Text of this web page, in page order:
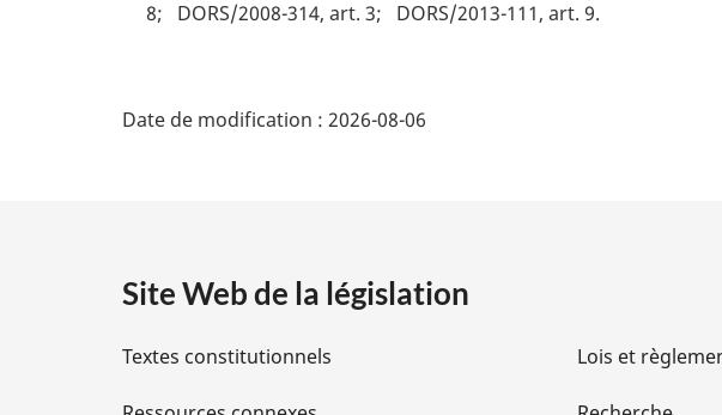
8
DORS/2008-314, art. 3 DORS/2013-111, art. 9
i
l
Date de modification : 2026-08-06
Site Web de la législation
Textes constitutionnels Lois et